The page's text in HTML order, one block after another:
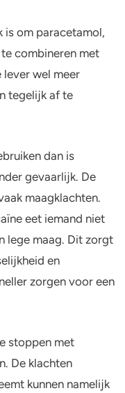
is om paracetamol,
combineren met
wel meer
tegelijk af te
dan is
gevaarlijk. De
maagklachten.
eet iemand niet
lege maag. Dit zorgt
en
zorgen voor een
stoppen met
De klachten
kunnen namelijk